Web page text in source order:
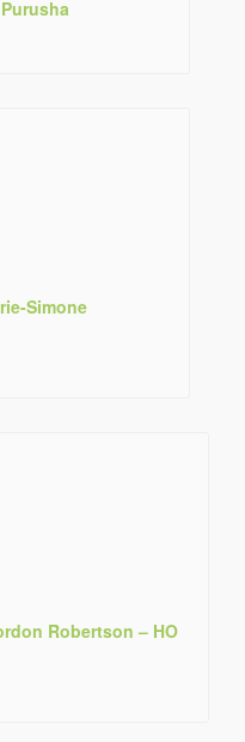
Simone
Robertson – HO